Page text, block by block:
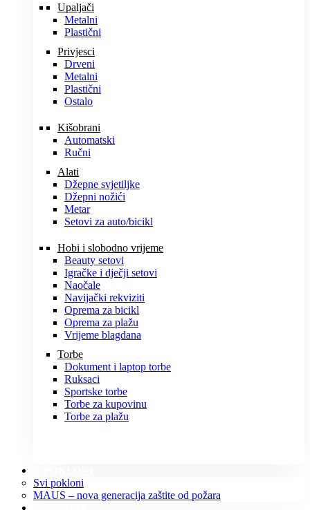
Upaljači
Metalni
Plastični
Privjesci
Drveni
Metalni
Plastični
Ostalo
Kišobrani
Automatski
Ručni
Alati
Džepne svjetiljke
Džepni nožići
Metar
Setovi za auto/bicikl
Hobi i slobodno vrijeme
Beauty setovi
Igračke i dječji setovi
Naočale
Navijački rekviziti
Oprema za bicikl
Oprema za plažu
Vrijeme blagdana
Torbe
Dokument i laptop torbe
Ruksaci
Sportske torbe
Torbe za kupovinu
Torbe za plažu
Svi pokloni
MAUS – nova generacija zaštite od požara